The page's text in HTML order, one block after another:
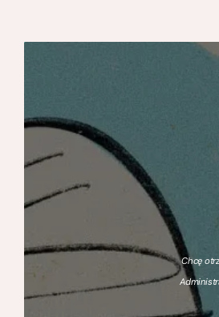
Chcę